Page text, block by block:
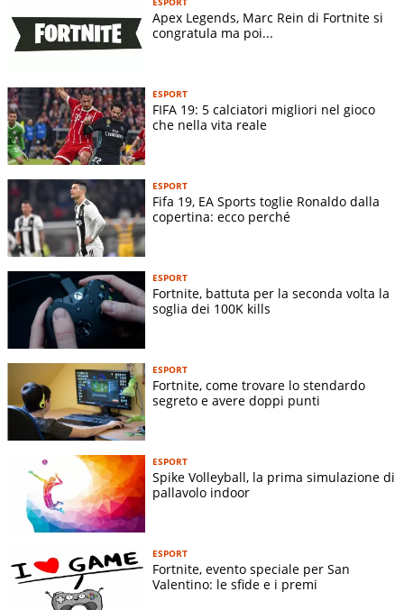
Apex Legends, Marc Rein di Fortnite si
congratula ma poi...
ESPORT
FIFA 19: 5 calciatori migliori nel gioco
che nella vita reale
ESPORT
Fifa 19, EA Sports toglie Ronaldo dalla
copertina: ecco perché
ESPORT
Fortnite, battuta per la seconda volta la
soglia dei 100K kills
ESPORT
Fortnite, come trovare lo stendardo
segreto e avere doppi punti
ESPORT
Spike Volleyball, la prima simulazione di
pallavolo indoor
ESPORT
Fortnite, evento speciale per San
Valentino: le sfide e i premi